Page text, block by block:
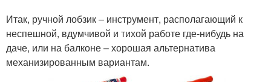
Итак, ручной лобзик – инструмент, располагающий к
неспешной, вдумчивой и тихой работе где-нибудь на
даче, или на балконе – хорошая альтернатива
механизированным вариантам.